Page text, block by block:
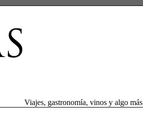
Viajes, gastronomía, vinos y algo más